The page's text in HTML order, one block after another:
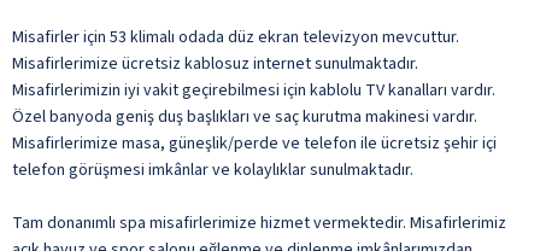
Misafirler için 53 klimalı odada düz ekran televizyon mevcuttur.
Misafirlerimize ücretsiz kablosuz internet sunulmaktadır.
Misafirlerimizin iyi vakit geçirebilmesi için kablolu TV kanalları vardır.
Özel banyoda geniş duş başlıkları ve saç kurutma makinesi vardır.
Misafirlerimize masa, güneşlik/perde ve telefon ile ücretsiz şehir içi
telefon görüşmesi imkânlar ve kolaylıklar sunulmaktadır.
Tam donanımlı spa misafirlerimize hizmet vermektedir. Misafirlerimiz